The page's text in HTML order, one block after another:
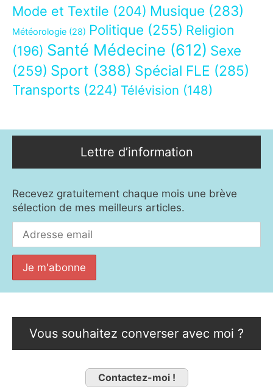
Mode et Textile (204) Musique (283)
Météorologie (28) Politique (255) Religion
(196) Santé Médecine (612) Sexe
(259) Sport (388) Spécial FLE (285)
Transports (224) Télévision (148)
Lettre d’information
Recevez gratuitement chaque mois une brève
sélection de mes meilleurs articles.
Vous souhaitez converser avec moi ?
Contactez-moi !